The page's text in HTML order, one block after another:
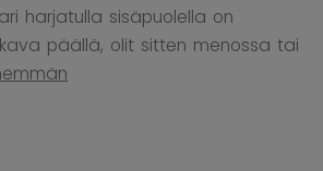
harjatulla sisäpuolella on
päällä, olit sitten menossa tai